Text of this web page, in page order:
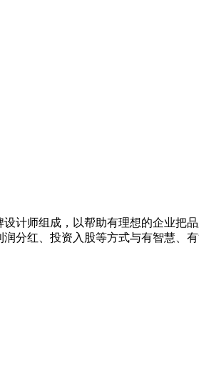
计师组成，以帮助有理想的企业把
分红、投资入股等方式与有智慧、